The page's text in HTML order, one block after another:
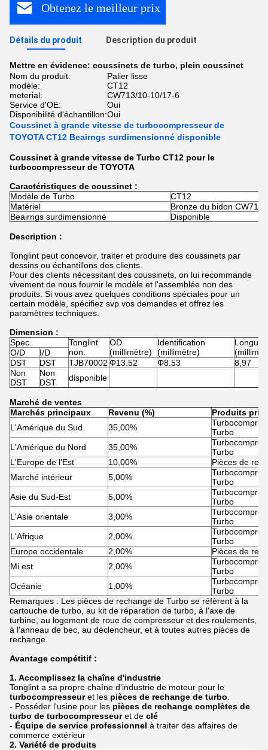
Obtenez le meilleur prix
Détails du produit Description du produit
Mettre en évidence: coussinets de turbo, plein coussinet
Nom du produit:
Palier lisse
modèle:
CT12
meterial:
CW713/10-10/17-6
Service d'OE:
Oui
Disponibilité d'échantillon:Oui
Coussinet à grande vitesse de turbocompresseur de
TOYOTA CT12 Beairngs surdimensionné disponible
Coussinet à grande vitesse de Turbo CT12 pour le
turbocompresseur de TOYOTA
Caractéristiques de coussinet :
Modèle de Turbo
CT12
Matériel
Bronze du bidon
Beairngs surdimensionné
Disponible
Description :
Tonglint peut concevoir, traiter et produire des coussinets par
dessins ou échantillons des clients.
Pour des clients nécessitant des coussinets, on lui recommande
vivement de nous fournir le modèle et l'assemblée non des
produits. Si vous avez quelques conditions spéciales pour un
certain modèle, spécifiez svp vos demandes et offrez les
paramètres techniques.
Dimension :
Spec.
Tonglint
non.
OD
(millimètre)
Identification
(millimètre)
O/D
I/D
DST
DST TJB70002 Φ13.52 Φ8.53
8,97
Non
DST
Non
DST
disponible
Marché de ventes
Marchés principaux
Revenu (%)
Produits
L'Amérique du Sud
35,00%
Turbo
L'Amérique du Nord
35,00%
Turbo
L'Europe de l'Est
10,00%
Pièces de
Marché intérieur
5,00%
Turbo
Asie du Sud-Est
5,00%
Turbo
L'Asie orientale
3,00%
Turbo
L'Afrique
2,00%
Turbo
Europe occidentale
2,00%
Pièces de
Mi est
2,00%
Turbo
Océanie
1,00%
Turbo
Remarques : Les pièces de rechange de Turbo se réfèrent à la
cartouche de turbo, au kit de réparation de turbo, à l'axe de
turbine, au logement de roue de compresseur et des roulements,
à l'anneau de bec, au déclencheur, et à toutes autres pièces de
rechange.
Avantage compétitif :
1. Accomplissez la chaîne d'industrie
Tonglint a sa propre chaîne d'industrie de moteur pour le
turbocompresseuret les pièces de rechange de turbo
- Posséder l'usine pour les pièces de rechange complètes de
turbo de turbocompresseuret de clé
- Équipe de service professionnel à traiter des affaires de
commerce extérieur
2. Variété de produits